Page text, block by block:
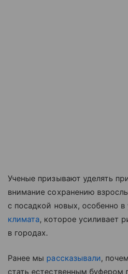
Ученые призывают уделять
внимание сохранению
с посадкой новых, особенно в
климата, которое усиливает
в городах.
Ранее мы рассказывали,
стать естественным буфером